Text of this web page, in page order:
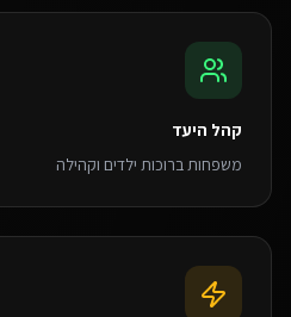
קהל היעד
משפחות ברוכות ילדים וקהילה